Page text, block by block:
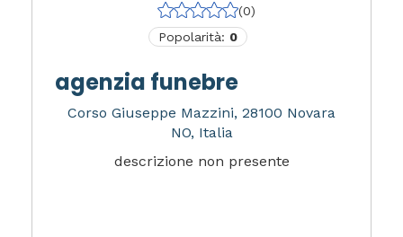
(0)
Popolarità: 0
agenzia funebre
Corso Giuseppe Mazzini, 28100 Novara
NO, Italia
descrizione non presente